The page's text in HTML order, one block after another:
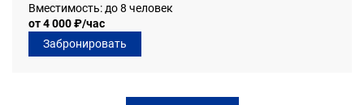
Вместимость: до 8 человек
от 4 000 ₽/час
Забронировать